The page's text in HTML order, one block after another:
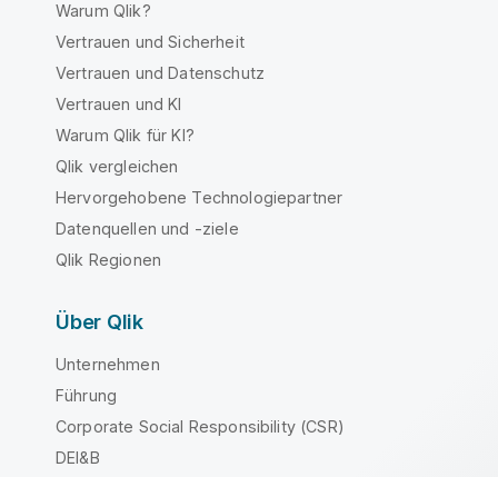
Warum Qlik?
Vertrauen und Sicherheit
Vertrauen und Datenschutz
Vertrauen und KI
Warum Qlik für KI?
Qlik vergleichen
Hervorgehobene Technologiepartner
Datenquellen und -ziele
Qlik Regionen
Über Qlik
Unternehmen
Führung
Corporate Social Responsibility (CSR)
DEI&B